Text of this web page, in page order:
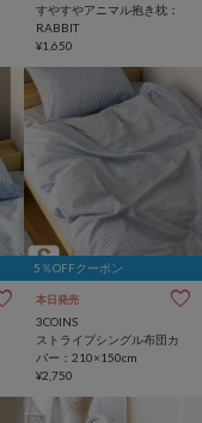
すやすやアニマル抱き枕：
RABBIT
¥1,650
5％OFFクーポン
本日発売
3COINS
ストライプシングル布団カ
バー：210×150cm
¥2,750